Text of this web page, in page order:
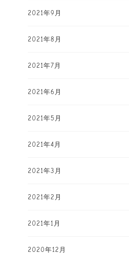
2021年9月
2021年8月
2021年7月
2021年6月
2021年5月
2021年4月
2021年3月
2021年2月
2021年1月
2020年12月